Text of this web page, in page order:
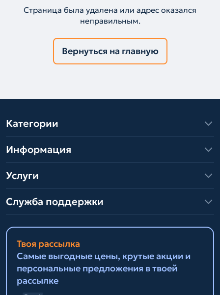
Страница была удалена или адрес оказался
неправильным.
Вернуться на главную
Категории
Информация
Услуги
Служба поддержки
Твоя рассылка
Самые выгодные цены, крутые акции и
персональные предложения в твоей
рассылке